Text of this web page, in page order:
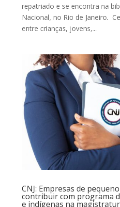
repatriado e se encontra na
Nacional, no Rio de Janeiro.
entre crianças, jovens,...
CNJ: Empresas de
contribuir com programa
e indígenas na